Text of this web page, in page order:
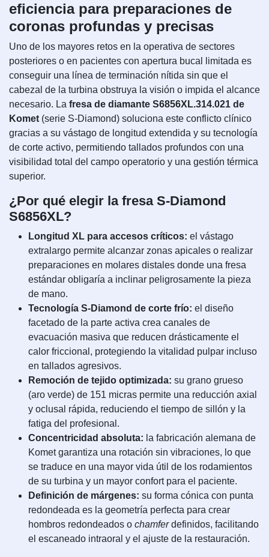
eficiencia para preparaciones de
coronas profundas y precisas
Uno de los mayores retos en la operativa de sectores
posteriores o en pacientes con apertura bucal limitada es
conseguir una línea de terminación nítida sin que el
cabezal de la turbina obstruya la visión o impida el alcance
necesario. La fresa de diamante S6856XL.314.021 de
Komet (serie S-Diamond) soluciona este conflicto clínico
gracias a su vástago de longitud extendida y su tecnología
de corte activo, permitiendo tallados profundos con una
visibilidad total del campo operatorio y una gestión térmica
superior.
¿Por qué elegir la fresa S-Diamond
S6856XL?
Longitud XL para accesos críticos: el vástago
extralargo permite alcanzar zonas apicales o realizar
preparaciones en molares distales donde una fresa
estándar obligaría a inclinar peligrosamente la pieza
de mano.
Tecnología S-Diamond de corte frío: el diseño
facetado de la parte activa crea canales de
evacuación masiva que reducen drásticamente el
calor friccional, protegiendo la vitalidad pulpar incluso
en tallados agresivos.
Remoción de tejido optimizada: su grano grueso
(aro verde) de 151 micras permite una reducción axial
y oclusal rápida, reduciendo el tiempo de sillón y la
fatiga del profesional.
Concentricidad absoluta: la fabricación alemana de
Komet garantiza una rotación sin vibraciones, lo que
se traduce en una mayor vida útil de los rodamientos
de su turbina y un mayor confort para el paciente.
Definición de márgenes: su forma cónica con punta
redondeada es la geometría perfecta para crear
hombros redondeados o chamferdefinidos, facilitando
el escaneado intraoral y el ajuste de la restauración.